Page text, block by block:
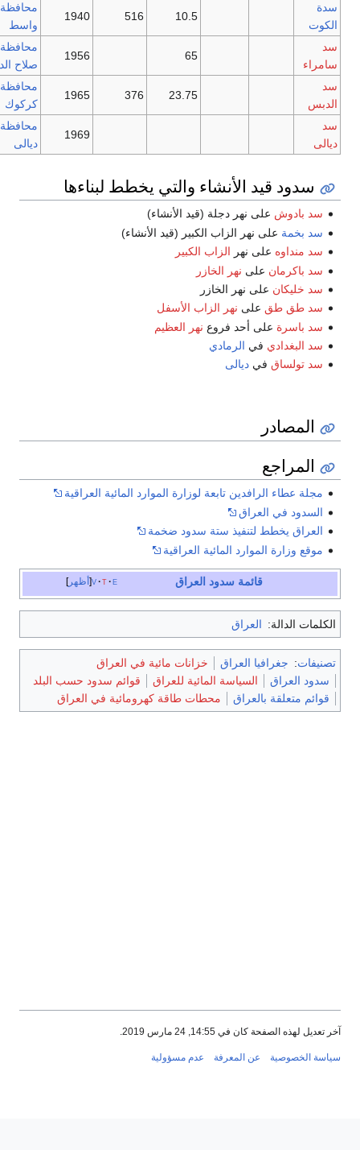
1940
محافظة
واسط
1956
محافظة
صلاح الدين
23.75
1965
محافظة
كركوك
1969
محافظة
سدود قيد الأنشاء والتي يخطط لبناءها
سد بادوشعلى نهر دجلة (قيد الأنشاء)
سد بخمة على نهر الزاب الكبير (قيد الأنشاء)
سد منداوهعلى نهر الزاب الكبير
سد باكرمانعلى نهر الخازر
سد خليكانعلى نهر الخازر
سد طق طقعلى نهر الزاب الأسفل
سد باسرةعلى أحد فروعنهر العظيم
سد البغداديفيالرمادي
سد تولساقفيديالى
المصادر
المراجع
مجلة عطاء الرافدين تابعة لوزارة الموارد المائية العراقية
السدود في العراق
العراق يخطط لتنفيذ ستة سدود ضخمة
موقع وزارة الموارد المائية العراقية
أظهر v قائمة سدود العراق
الكلمات الدالة: العراق
تصنيفات: جغرافيا العراق
خزانات مائية في العراق
سدود العراق
السياسة المائية للعراق
قوائم سدود حسب البلد
قوائم متعلقة بالعراق
محطات طاقة كهرومائية في العراق
تعديل لهذه الصفحة كان في 14:55, 24 مارس 2019.
الخصوصية عن المعرفة عدم مسؤولية